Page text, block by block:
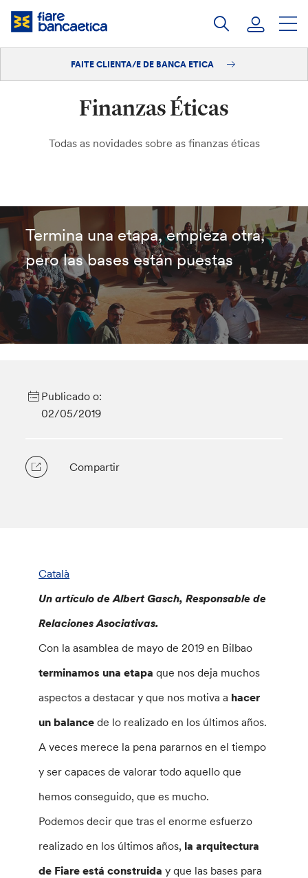
Saltar
FAITE CLIENTA/E DE BANCA ETICA
Finanzas Éticas
Todas as novidades sobre as finanzas éticas
Termina una etapa, empieza otra,
pero las bases están puestas
Publicado o:
02/05/2019
Compartir
Català
Un artículo de Albert Gasch, Responsable de
Relaciones Asociativas.
Con la asamblea de mayo de 2019 en Bilbao
terminamos una etapa que nos deja muchos
aspectos a destacar y que nos motiva a hacer
un balancede lo realizado en los últimos años.
A veces merece la pena pararnos en el tiempo
y ser capaces de valorar todo aquello que
hemos conseguido, que es mucho.
Podemos decir que tras el enorme esfuerzo
realizado en los últimos años, la arquitectura
de Fiare está construiday que las bases para